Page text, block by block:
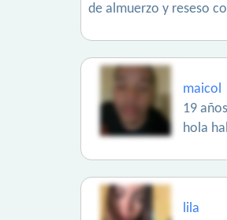
de almuerzo y reseso
maicol
19
hola
lila